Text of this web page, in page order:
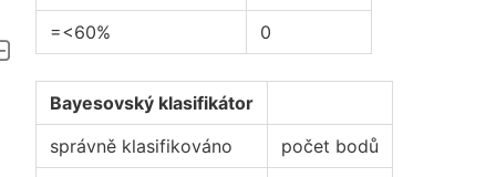
=<60%
0
Bayesovský klasifikátor
správně klasifikováno
počet bodů